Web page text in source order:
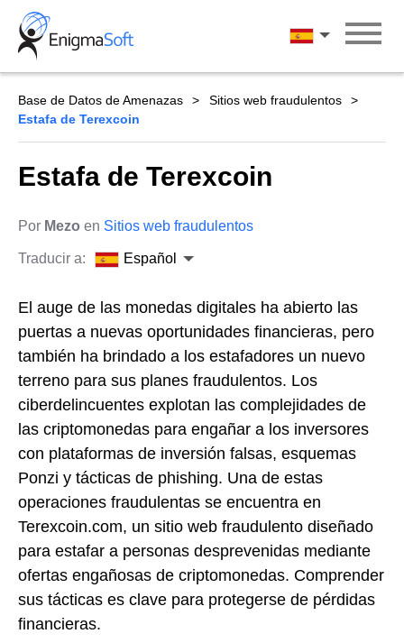
Skip
content
Español
Base de Datos de Amenazas
Sitios web fraudulentos
Estafa de Terexcoin
Estafa de Terexcoin
Por Mezo en Sitios web fraudulentos
Traducir a: Español
El auge de las monedas digitales ha abierto las
puertas a nuevas oportunidades financieras, pero
también ha brindado a los estafadores un nuevo
terreno para sus planes fraudulentos. Los
ciberdelincuentes explotan las complejidades de
las criptomonedas para engañar a los inversores
con plataformas de inversión falsas, esquemas
Ponzi y tácticas de phishing. Una de estas
operaciones fraudulentas se encuentra en
Terexcoin.com, un sitio web fraudulento diseñado
para estafar a personas desprevenidas mediante
ofertas engañosas de criptomonedas. Comprender
sus tácticas es clave para protegerse de pérdidas
financieras.